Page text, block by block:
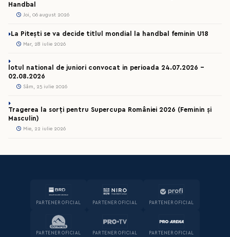
Handbal
Joi, 06 august 2026
La Pitești se va decide titlul mondial la handbal feminin U18
Mar, 28 iulie 2026
lotul national de juniori convocat in perioada 24.07.2026 –
02.08.2026
Sâm, 25 iulie 2026
Tragerea la sorți pentru Supercupa României 2026 (Feminin și
Masculin)
Mie, 22 iulie 2026
PARTENER OFICIAL PARTENER OFICIAL PARTENER OFICIAL
PARTENER OFICIAL PARTENER OFICIAL PARTENER OFICIAL